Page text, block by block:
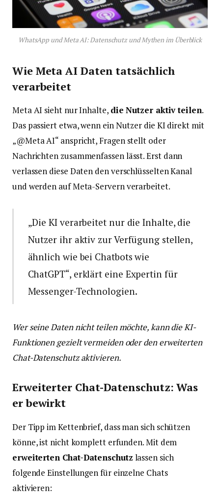
WhatsApp und Meta AI: Datenschutz und Mythen im Überblick
Wie Meta AI Daten tatsächlich
verarbeitet
Meta AI sieht nur Inhalte, die Nutzer aktiv teilen.
Das passiert etwa, wenn ein Nutzer die KI direkt mit
„@Meta AI“ anspricht, Fragen stellt oder
Nachrichten zusammenfassen lässt. Erst dann
verlassen diese Daten den verschlüsselten Kanal
und werden auf Meta-Servern verarbeitet.
„Die KI verarbeitet nur die Inhalte, die
Nutzer ihr aktiv zur Verfügung stellen,
ähnlich wie bei Chatbots wie
ChatGPT“, erklärt eine Expertin für
Messenger-Technologien.
Wer seine Daten nicht teilen möchte, kann die KI-
Funktionen gezielt vermeiden oder den erweiterten
Chat-Datenschutz aktivieren.
Erweiterter Chat-Datenschutz: Was
er bewirkt
Der Tipp im Kettenbrief, dass man sich schützen
könne, ist nicht komplett erfunden. Mit dem
erweiterten Chat-Datenschutz lassen sich
folgende Einstellungen für einzelne Chats
aktivieren: